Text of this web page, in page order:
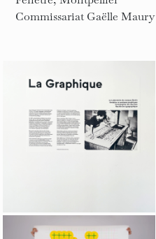
Commissariat Gaëlle Maury